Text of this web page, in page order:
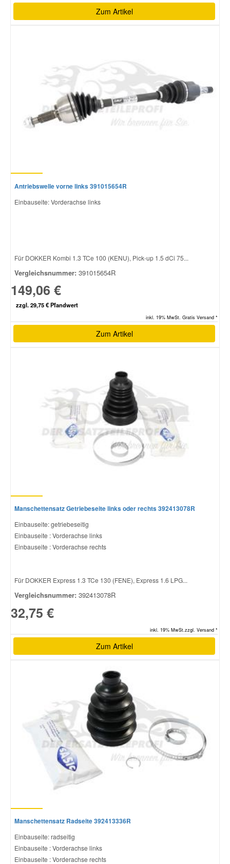
Zum Artikel
Antriebswelle vorne links 391015654R
Einbauseite: Vorderachse links
Für DOKKER Kombi 1.3 TCe 100 (KENU), Pick-up 1.5 dCi 75...
Vergleichsnummer: 391015654R
149,06 €
zzgl. 29,75 € Pfandwert
inkl. 19% MwSt. Gratis Versand *
Zum Artikel
Manschettensatz Getriebeseite links oder rechts 392413078R
Einbauseite: getriebeseitig
Einbauseite : Vorderachse links
Einbauseite : Vorderachse rechts
Für DOKKER Express 1.3 TCe 130 (FENE), Express 1.6 LPG...
Vergleichsnummer: 392413078R
32,75 €
inkl. 19% MwSt.zzgl. Versand *
Zum Artikel
Manschettensatz Radseite 392413336R
Einbauseite: radseitig
Einbauseite : Vorderachse links
Einbauseite : Vorderachse rechts